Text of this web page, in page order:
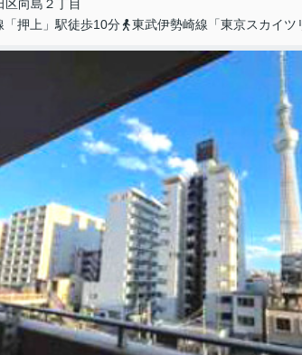
区向島 ２丁目
「押上」駅徒歩10分
東武伊勢崎線「東京スカイツ